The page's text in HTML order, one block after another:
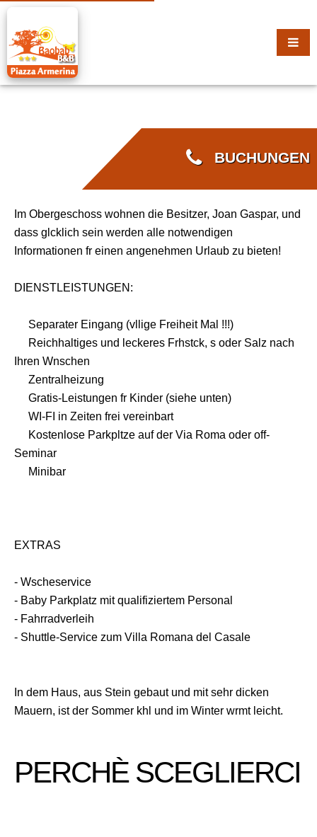
BUCHUNGEN
Im Obergeschoss wohnen die Besitzer, Joan Gaspar, und
dass glcklich sein werden alle notwendigen
Informationen fr einen angenehmen Urlaub zu bieten!
DIENSTLEISTUNGEN:
Separater Eingang (vllige Freiheit Mal !!!)
Reichhaltiges und leckeres Frhstck, s oder Salz nach
Ihren Wnschen
Zentralheizung
Gratis-Leistungen fr Kinder (siehe unten)
WI-FI in Zeiten frei vereinbart
Kostenlose Parkpltze auf der Via Roma oder off-
Seminar
Minibar
EXTRAS
- Wscheservice
- Baby Parkplatz mit qualifiziertem Personal
- Fahrradverleih
- Shuttle-Service zum Villa Romana del Casale
In dem Haus, aus Stein gebaut und mit sehr dicken
Mauern, ist der Sommer khl und im Winter wrmt leicht.
PERCHÈ SCEGLIERCI